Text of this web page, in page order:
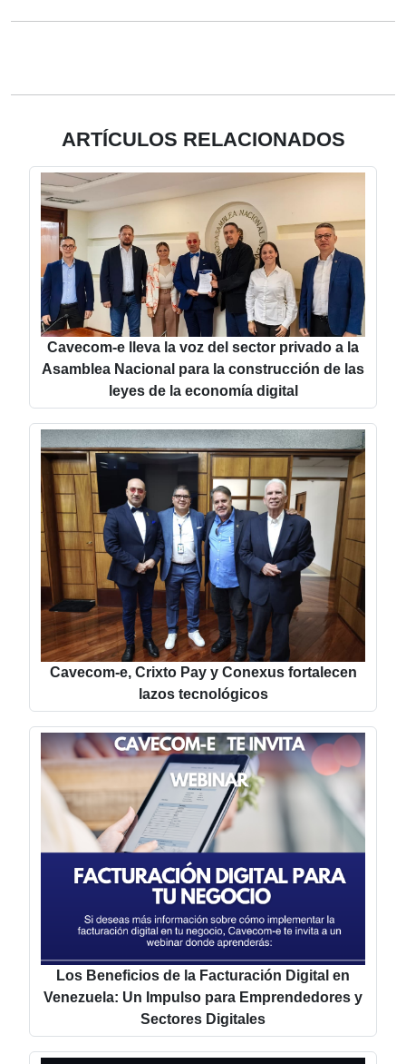
ARTÍCULOS RELACIONADOS
Cavecom-e lleva la voz del sector privado a la
Asamblea Nacional para la construcción de las
leyes de la economía digital
Cavecom-e, Crixto Pay y Conexus fortalecen
lazos tecnológicos
Los Beneficios de la Facturación Digital en
Venezuela: Un Impulso para Emprendedores y
Sectores Digitales